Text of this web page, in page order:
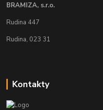
BRAMIZA, s.r.o.
Rudina 447
Rudina, 023 31
Kontakty